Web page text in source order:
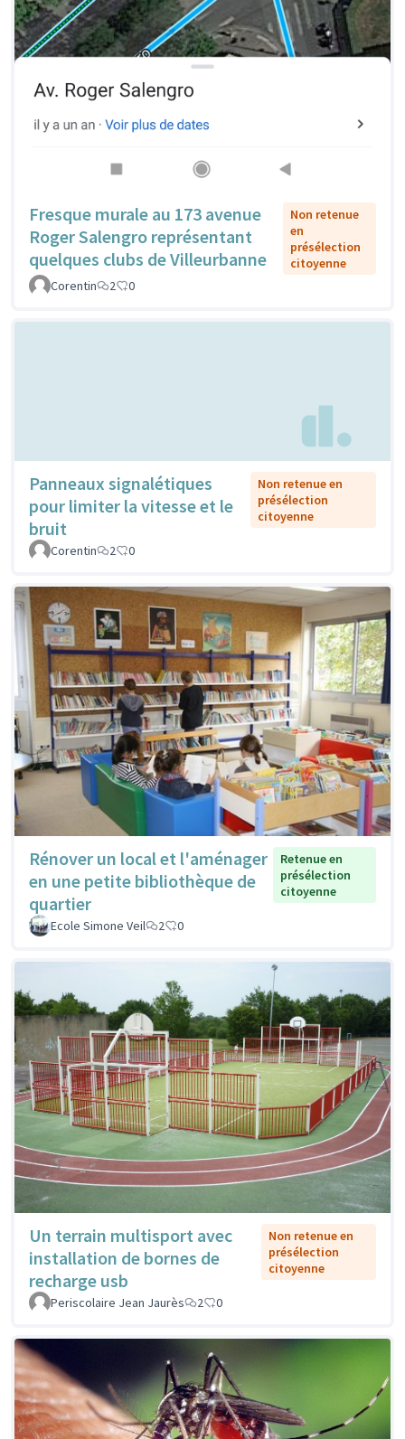
Fresque murale au 173 avenue
Roger Salengro représentant
quelques clubs de Villeurbanne
Non retenue
en
présélection
citoyenne
Corentin
2 0
Panneaux signalétiques
pour limiter la vitesse et le
bruit
Non retenue en
présélection
citoyenne
Corentin 2 0
Rénover un local et l'aménager
en une petite bibliothèque de
quartier
Retenue en
présélection
citoyenne
Ecole Simone Veil 2 0
Un terrain multisport avec
installation de bornes de
recharge usb
Non retenue en
présélection
citoyenne
Periscolaire Jean Jaurès 2 0